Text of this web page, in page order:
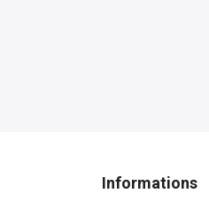
Informations